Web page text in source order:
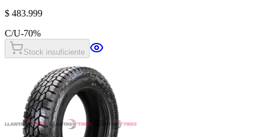
$ 483.999
C/U-70%
Stock insuficiente